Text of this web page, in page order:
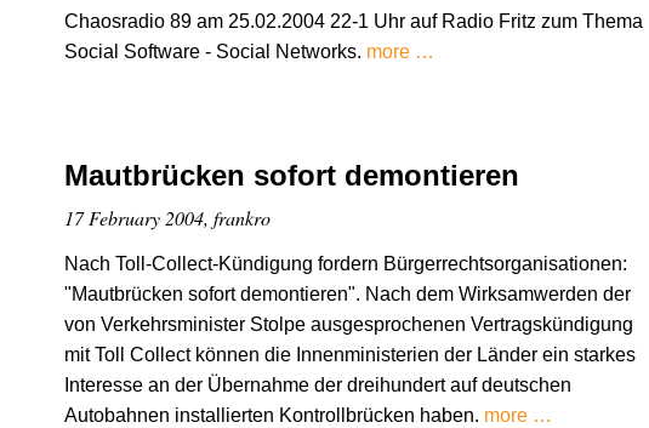
Chaosradio 89 am 25.02.2004 22-1 Uhr auf Radio Fritz zum Thema
Social Software - Social Networks. more …
Mautbrücken sofort demontieren
17 February 2004, frankro
Nach Toll-Collect-Kündigung fordern Bürgerrechtsorganisationen:
"Mautbrücken sofort demontieren". Nach dem Wirksamwerden der
von Verkehrsminister Stolpe ausgesprochenen Vertragskündigung
mit Toll Collect können die Innenministerien der Länder ein starkes
Interesse an der Übernahme der dreihundert auf deutschen
Autobahnen installierten Kontrollbrücken haben. more …